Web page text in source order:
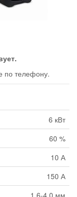
по телефону.
6 кВт
60 %
10 А
150 А